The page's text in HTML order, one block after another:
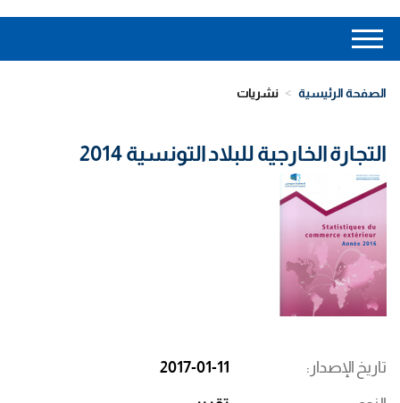
Main
navigation
الصفحة الرئيسية نشريات
التجارة الخارجية للبلاد التونسية 2014
تاريخ الإصدار 2017-01-11